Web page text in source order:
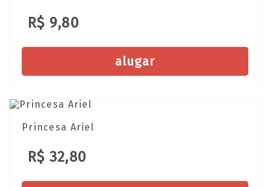
R$ 9,80
alugar
Princesa Ariel
R$ 32,80